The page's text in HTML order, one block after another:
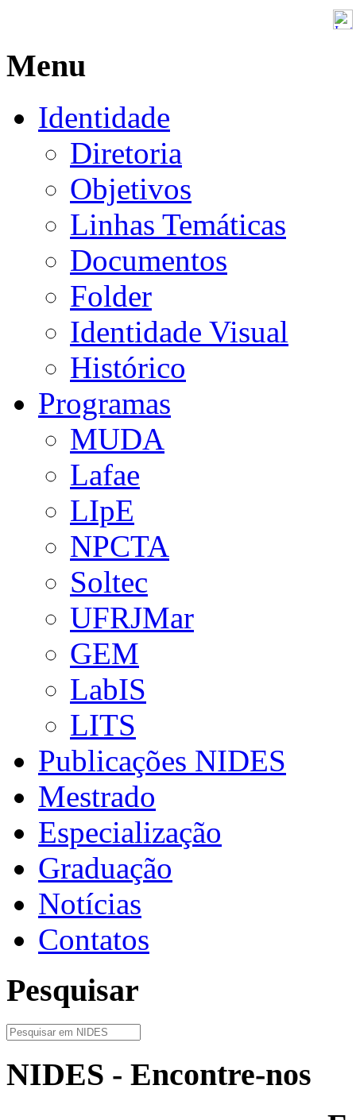
Menu
Identidade
Diretoria
Objetivos
Linhas Temáticas
Documentos
Folder
Identidade Visual
Histórico
Programas
MUDA
Lafae
LIpE
NPCTA
Soltec
UFRJMar
GEM
LabIS
LITS
Publicações NIDES
Mestrado
Especialização
Graduação
Notícias
Contatos
Pesquisar
NIDES - Encontre-nos